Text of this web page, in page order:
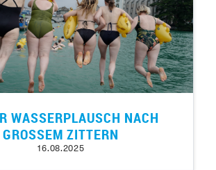
WASSERPLAUSCH NACH
GROSSEM ZITTERN
16.08.2025